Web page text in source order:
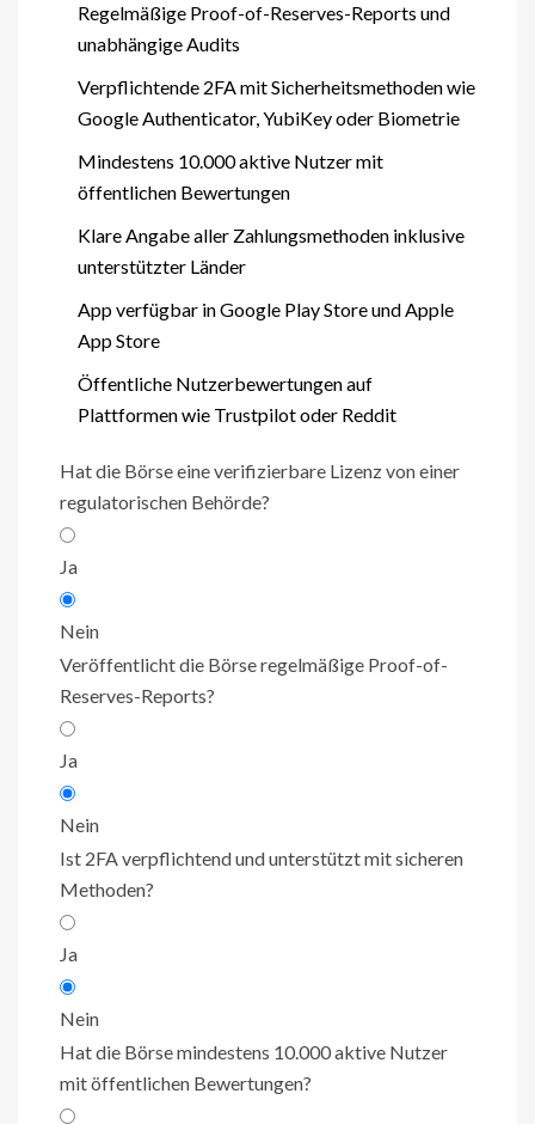
Regelmäßige Proof-of-Reserves-Reports und
unabhängige Audits
Verpflichtende 2FA mit Sicherheitsmethoden wie
Google Authenticator, YubiKey oder Biometrie
Mindestens 10.000 aktive Nutzer mit
öffentlichen Bewertungen
Klare Angabe aller Zahlungsmethoden inklusive
unterstützter Länder
App verfügbar in Google Play Store und Apple
App Store
Öffentliche Nutzerbewertungen auf
Plattformen wie Trustpilot oder Reddit
Hat die Börse eine verifizierbare Lizenz von einer
regulatorischen Behörde?
Ja
Nein
Veröffentlicht die Börse regelmäßige Proof-of-
Reserves-Reports?
Ja
Nein
Ist 2FA verpflichtend und unterstützt mit sicheren
Methoden?
Ja
Nein
Hat die Börse mindestens 10.000 aktive Nutzer
mit öffentlichen Bewertungen?